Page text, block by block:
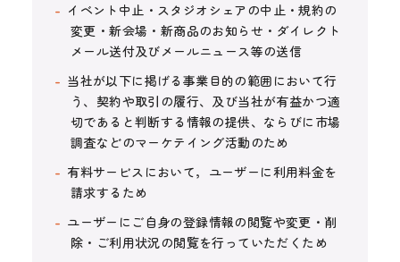
イベント中止・スタジオシェアの中止・規約の
変更・新会場・新商品のお知らせ・ダイレクト
メール送付及びメールニュース等の送信
当社が以下に掲げる事業目的の範囲において行
う、契約や取引の履行、及び当社が有益かつ適
切であると判断する情報の提供、ならびに市場
調査などのマーケテイング活動のため
有料サービスにおいて，ユーザーに利用料金を
請求するため
ユーザーにご自身の登録情報の閲覧や変更・削
除・ご利用状況の閲覧を行っていただくため